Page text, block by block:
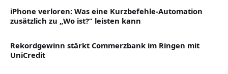
iPhone verloren: Was eine Kurzbefehle-Automation
zusätzlich zu „Wo ist?“ leisten kann
Rekordgewinn stärkt Commerzbank im Ringen mit
UniCredit